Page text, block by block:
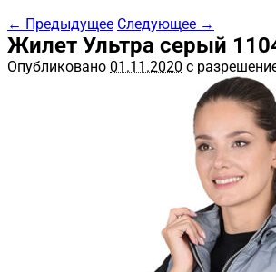
← Предыдущее Следующее →
Жилет Ультра серый
Опубликовано 01.11.2020 с